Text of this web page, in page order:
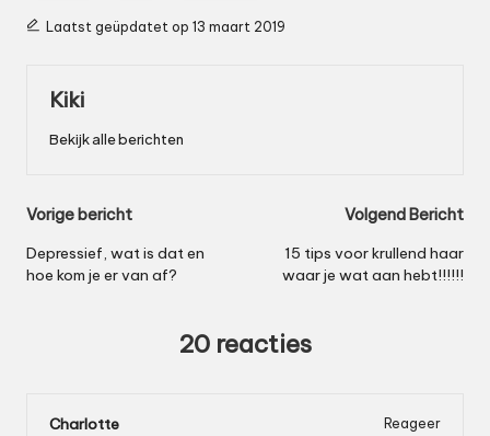
Laatst geüpdatet op 13 maart 2019
Kiki
Bekijk alle berichten
Bericht
navigatie
Vorige bericht
Depressief, wat is dat en
hoe kom je er van af?
Volgend Bericht
15 tips voor krullend haar
waar je wat aan hebt!!!!!!
20 reacties
Charlotte
Reageer